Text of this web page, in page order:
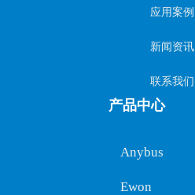
应用案例
新闻资讯
联系我们
产品中心
Anybus
Ewon